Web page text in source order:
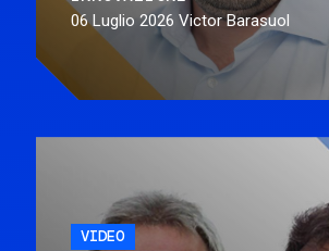
06 Luglio 2026 Victor Barasuol
VIDEO